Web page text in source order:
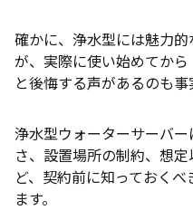
確かに、浄水型には魅力
が、実際に使い始めてか
と後悔する声があるのも事
浄水型ウォーターサーバ
さ、設置場所の制約、想
ど、契約前に知っておく
ます。